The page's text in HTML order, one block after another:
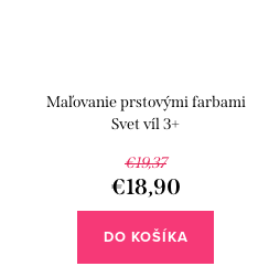
Maľovanie prstovými farbami
Svet víl 3+
€19,37
€18,90
DO KOŠÍKA